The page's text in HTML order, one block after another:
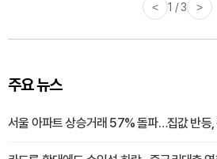
< 1 / 3 >
주요 뉴스
서울 아파트 상승거래 57% 돌파…집값 반등,